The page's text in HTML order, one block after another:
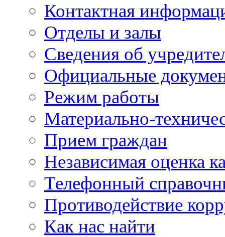
Контактная
Отделы и залы
Сведения об
Официальные
Режим работы
Материально-
Прием граждан
Независимая оценка
Телефонный
Противодействие
Как нас найти